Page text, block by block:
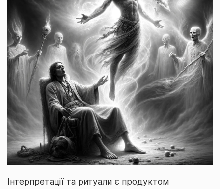
Інтерпретації та ритуали є продуктом